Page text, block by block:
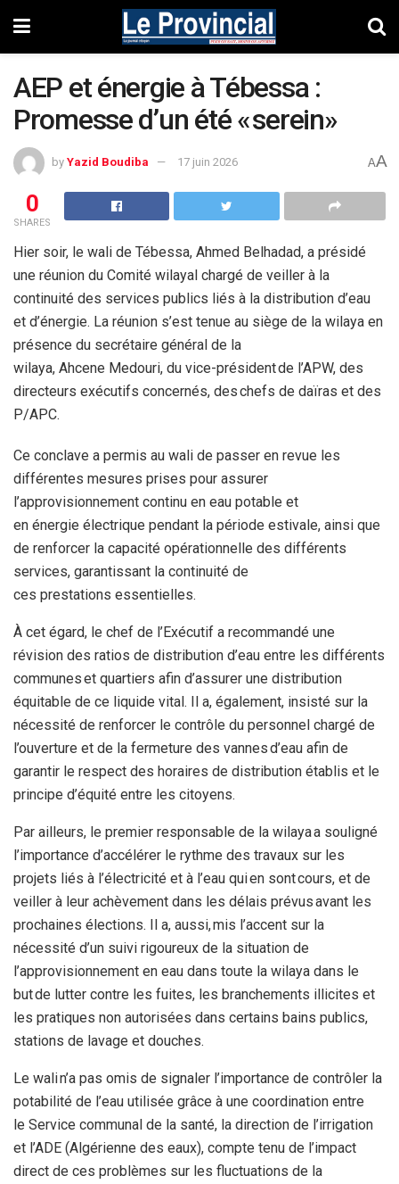
AEP et énergie à Tébessa :
Promesse d’un été « serein»
by Yazid Boudiba 17 juin 2026 AA
0
SHARES
Hier soir, le wali de Tébessa, Ahmed Belhadad, a présidé
une réunion du Comité wilayal chargé de veiller à la
continuité des services publics liés à la distribution d’eau
et d’énergie. La réunion s’est tenue au siège de la wilaya en
présence du secrétaire général de la
wilaya, Ahcene Medouri, du vice-président de l’APW, des
directeurs exécutifs concernés, des chefs de daïras et des
P/APC.
Ce conclave a permis au wali de passer en revue les
différentes mesures prises pour assurer
l’approvisionnement continu en eau potable et
en énergie électrique pendant la période estivale, ainsi que
de renforcer la capacité opérationnelle des différents
services, garantissant la continuité de
ces prestations essentielles.
À cet égard, le chef de l’Exécutif a recommandé une
révision des ratios de distribution d’eau entre les différents
communes et quartiers afin d’assurer une distribution
équitable de ce liquide vital. Il a, également, insisté sur la
nécessité de renforcer le contrôle du personnel chargé de
l’ouverture et de la fermeture des vannes d’eau afin de
garantir le respect des horaires de distribution établis et le
principe d’équité entre les citoyens.
Par ailleurs, le premier responsable de la wilaya a souligné
l’importance d’accélérer le rythme des travaux sur les
projets liés à l’électricité et à l’eau qui en sont cours, et de
veiller à leur achèvement dans les délais prévus avant les
prochaines élections. Il a, aussi, mis l’accent sur la
nécessité d’un suivi rigoureux de la situation de
l’approvisionnement en eau dans toute la wilaya dans le
but de lutter contre les fuites, les branchements illicites et
les pratiques non autorisées dans certains bains publics,
stations de lavage et douches.
Le wali n’a pas omis de signaler l’importance de contrôler la
potabilité de l’eau utilisée grâce à une coordination entre
le Service communal de la santé, la direction de l’irrigation
et l’ADE (Algérienne des eaux), compte tenu de l’impact
direct de ces problèmes sur les fluctuations de la